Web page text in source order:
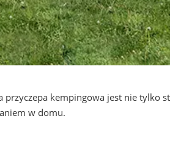
przyczepa kempingowa jest nie tylko
w domu.